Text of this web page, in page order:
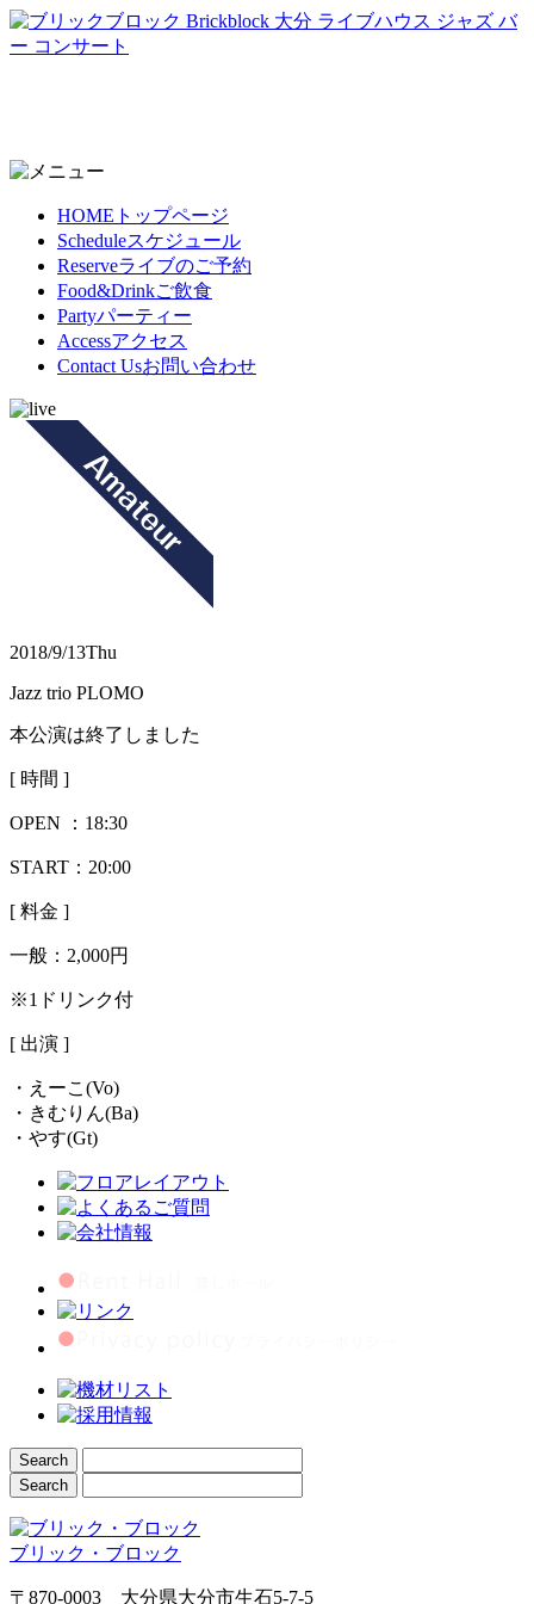
HOME トップページ
Scheduleスケジュール
Reserveライブのご予約
Food&Drinkご飲食
Partyパーティー
Accessアクセス
Contact Usお問い合わせ
2018/9/13Thu
Jazz trio PLOMO
本公演は終了しました
[ 時間 ]
OPEN ： 18:30
START：20:00
[ 料金 ]
一般： 2,000円
※1ドリンク付
[ 出演 ]
・えーこ(Vo)
・きむりん(Ba)
・やす(Gt)
ブリック・ブロック
〒870-0003 大分県大分市生石5-7-5